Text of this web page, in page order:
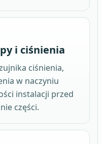
i ciśnienia
ciśnienia,
w naczyniu
instalacji przed
części.